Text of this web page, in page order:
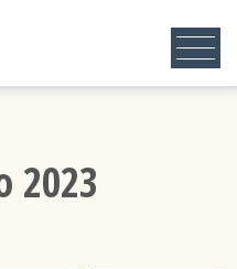
2023